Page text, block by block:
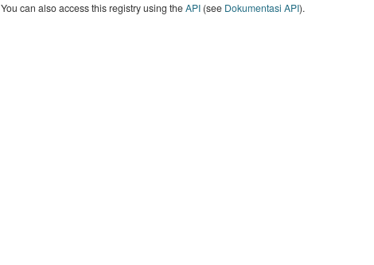
You can also access this registry using theAPI(see Dokumentasi API).